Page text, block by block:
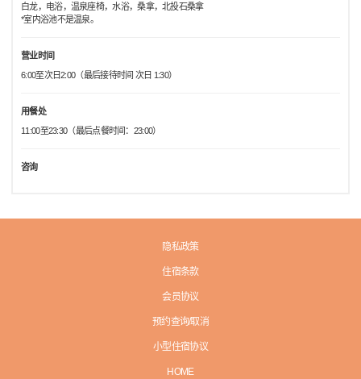
白龙，电浴，温泉座椅，水浴，桑拿，北投石桑拿
*室内浴池不是温泉。
营业时间
6:00至次日2:00（最后接待时间 次日 1:30）
用餐处
11:00至23:30（最后点餐时间：23:00）
咨询
隐私政策
住宿条款
会员协议
预约查询/取消
小型住宿协议
HOME